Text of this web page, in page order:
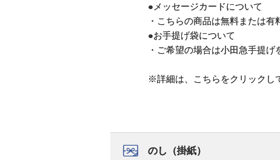
●メッセージカードについて
・こちらの商品は無料または有
●お手提げ袋について
・ご希望の場合は小田急手提げ
※詳細は、こちらをクリックし
のし（掛紙）